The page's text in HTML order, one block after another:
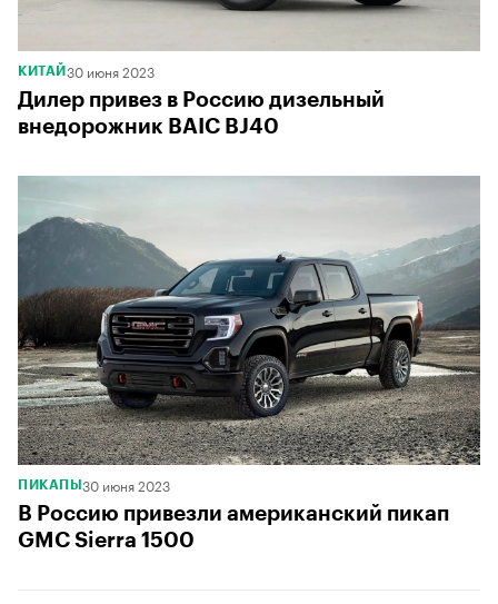
КИТАЙ 30 июня 2023
Дилер привез в Россию дизельный
внедорожник BAIC BJ40
ПИКАПЫ 30 июня 2023
В Россию привезли американский пикап
GMC Sierra 1500